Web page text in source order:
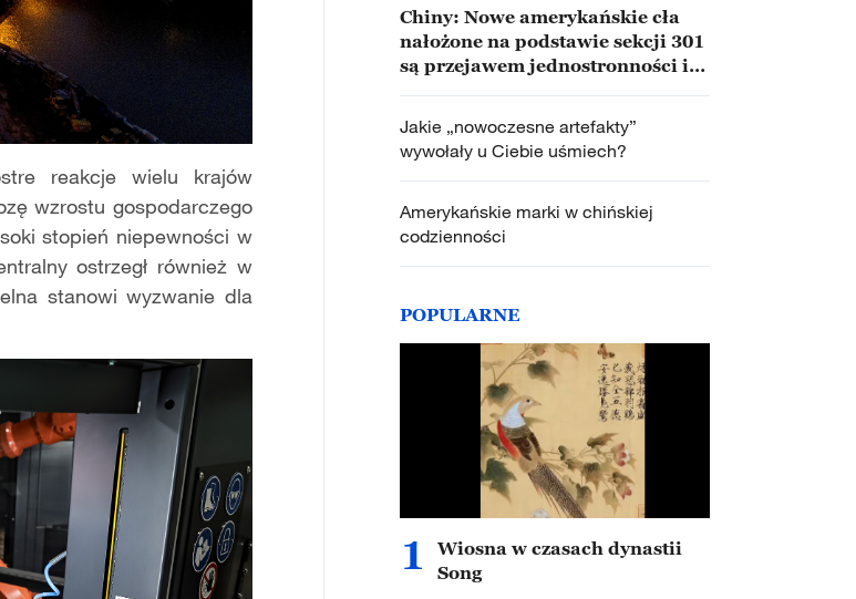
reakcje wielu krajów
wzrostu gospodarczego
stopień niepewności w
ostrzegł również w
stanowi wyzwanie dla
Chiny: Nowe amerykańskie cła
nałożone na podstawie sekcji 301
są przejawem jednostronności i
Jakie „nowoczesne artefakty”
wywołały u Ciebie uśmiech?
Amerykańskie marki w chińskiej
codzienności
POPULARNE
1
Wiosna w czasach dynastii
Song